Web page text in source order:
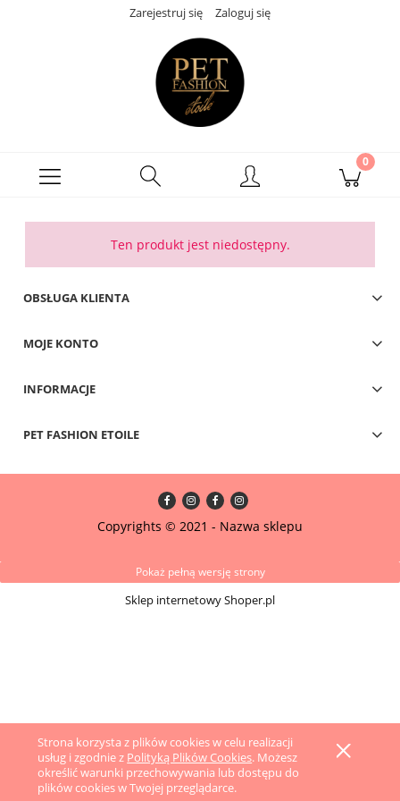
Strona korzysta z plików cookies w celu realizacji
usług i zgodnie z Polityką Plików Cookies. Możesz
określić warunki przechowywania lub dostępu do
plików cookies w Twojej przeglądarce.
Zarejestruj się Zaloguj się
Ten produkt jest niedostępny.
OBSŁUGA KLIENTA
MOJE KONTO
INFORMACJE
PET FASHION ETOILE
Copyrights © 2021 - Nazwa sklepu
Pokaż pełną wersję strony
Sklep internetowy Shoper.pl